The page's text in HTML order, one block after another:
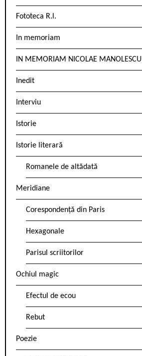
Fototeca R.l.
In memoriam
IN MEMORIAM NICOLAE MANOLESCU
Inedit
Interviu
Istorie
Istorie literară
Romanele de altădată
Meridiane
Corespondență din Paris
Hexagonale
Parisul scriitorilor
Ochiul magic
Efectul de ecou
Rebut
Poezie